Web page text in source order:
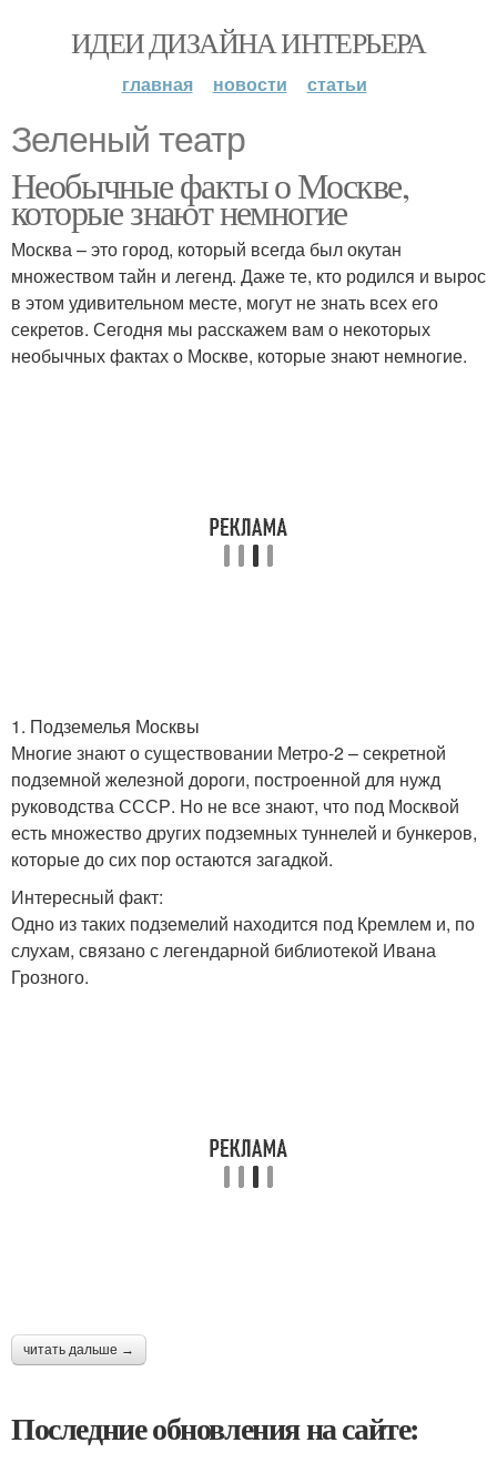
ИДЕИ ДИЗАЙНА ИНТЕРЬЕРА
главная новости статьи
Зеленый театр
Необычные факты о Москве,
которые знают немногие
Москва – это город, который всегда был окутан
множеством тайн и легенд. Даже те, кто родился и вырос
в этом удивительном месте, могут не знать всех его
секретов. Сегодня мы расскажем вам о некоторых
необычных фактах о Москве, которые знают немногие.
1. Подземелья Москвы
Многие знают о существовании Метро-2 – секретной
подземной железной дороги, построенной для нужд
руководства СССР. Но не все знают, что под Москвой
есть множество других подземных туннелей и бункеров,
которые до сих пор остаются загадкой.
Интересный факт:
Одно из таких подземелий находится под Кремлем и, по
слухам, связано с легендарной библиотекой Ивана
Грозного.
читать дальше →
Последние обновления на сайте: